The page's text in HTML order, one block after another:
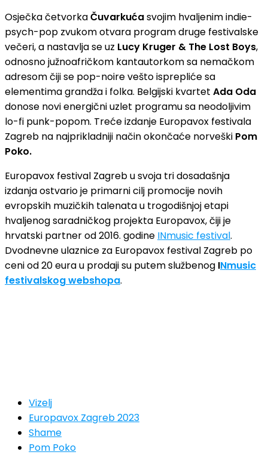
Osječka četvorkaČuvarkućasvojim hvaljenim indie-
psych-pop zvukom otvara program druge festivalske
večeri, a nastavlja se uz Lucy Kruger & The Lost Boys,
odnosno južnoafričkom kantautorkom sa nemačkom
adresom čiji se pop-noire vešto isprepliće sa
elementima grandža i folka. Belgijski kvartet Ada Oda
donose novi energični uzlet programu sa neodoljivim
lo-fi punk-popom. Treće izdanje Europavox festivala
Zagreb na najprikladniji način okončaće norveški Pom
Poko.
Europavox festival Zagreb u svoja tri dosadašnja
izdanja ostvario je primarni cilj promocije novih
evropskih muzičkih talenata u trogodišnjoj etapi
hvaljenog saradničkog projekta Europavox, čiji je
hrvatski partner od 2016. godine INmusic festival.
Dvodnevne ulaznice za Europavox festival Zagreb po
ceni od 20 eura u prodaji su putem službenog INmusic
festivalskog webshopa.
Vizelj
Europavox Zagreb 2023
Shame
Pom Poko